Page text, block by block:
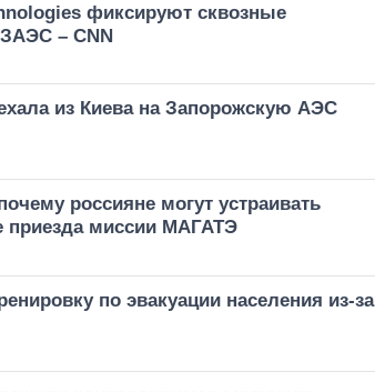
фиксируют сквозные
– CNN
из Киева на Запорожскую АЭС
россияне могут устраивать
приезда миссии МАГАТЭ
по эвакуации населения из-за